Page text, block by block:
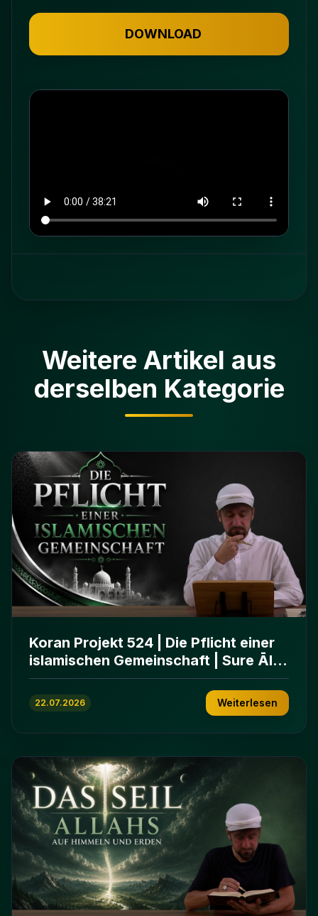
DOWNLOAD
Weitere Artikel aus
derselben Kategorie
Koran Projekt 524 | Die Pflicht einer
islamischen Gemeinschaft | Sure Āl
ʿImrān 103-112
22.07.2026 Weiterlesen